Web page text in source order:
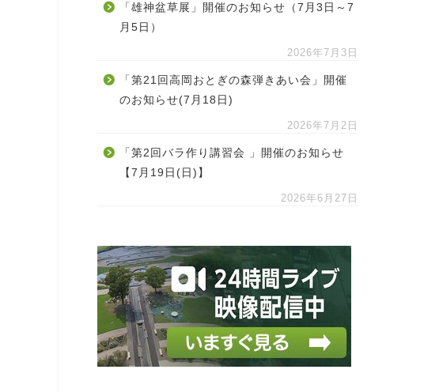
「雄神盆草展」開催のお知らせ（7月3日～7
月5日）
2026年7月3日
「第21回高岡おとぎの森弾きあい会」開催
のお知らせ(7月18日)
2026年7月2日
「第2回バラ作り講習会 」開催のお知らせ
【7月19日(日)】
2026年6月27日